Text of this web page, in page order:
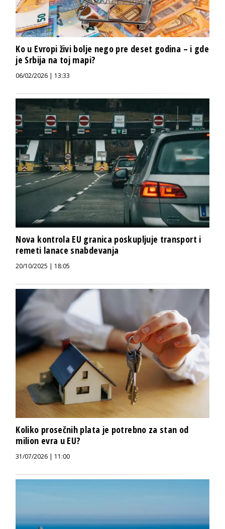
Ko u Evropi živi bolje nego pre deset godina – i gde
je Srbija na toj mapi?
06/02/2026 | 13:33
Nova kontrola EU granica poskupljuje transport i
remeti lanace snabdevanja
20/10/2025 | 18:05
Koliko prosečnih plata je potrebno za stan od
milion evra u EU?
31/07/2026 | 11:00